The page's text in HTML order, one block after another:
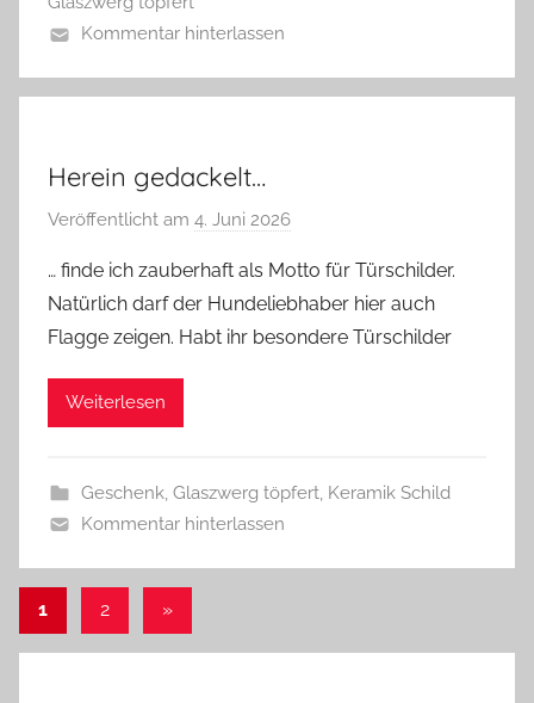
Kommentar hinterlassen
Herein gedackelt…
Veröffentlicht am 4. Juni 2026
n
G
l
e
… finde ich zauberhaft als Motto für Türschilder.
Natürlich darf der Hundeliebhaber hier auch
Flagge zeigen. Habt ihr besondere Türschilder
Weiterlesen
Geschenk, Glaszwerg töpfert, Keramik Schild
Kommentar hinterlassen
Seitennummerierung
der
1 2
Nächste
»